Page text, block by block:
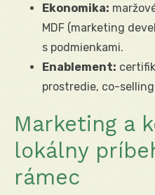
Ekonomika:
MDF (marketing
s podmienkami.
Enablement:
prostredie, co-
Marketing a
lokálny
rámec